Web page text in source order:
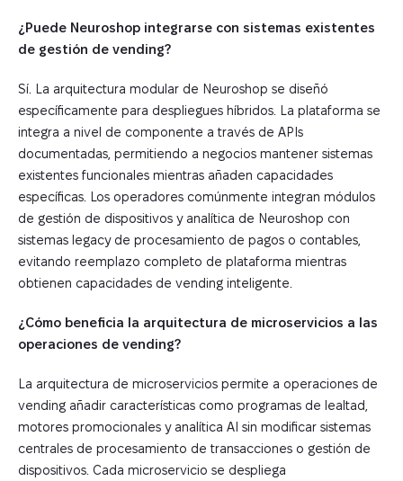
¿Puede Neuroshop integrarse con sistemas existentes
de gestión de vending?
Sí. La arquitectura modular de Neuroshop se diseñó
específicamente para despliegues híbridos. La plataforma se
integra a nivel de componente a través de APIs
documentadas, permitiendo a negocios mantener sistemas
existentes funcionales mientras añaden capacidades
específicas. Los operadores comúnmente integran módulos
de gestión de dispositivos y analítica de Neuroshop con
sistemas legacy de procesamiento de pagos o contables,
evitando reemplazo completo de plataforma mientras
obtienen capacidades de vending inteligente.
¿Cómo beneficia la arquitectura de microservicios a las
operaciones de vending?
La arquitectura de microservicios permite a operaciones de
vending añadir características como programas de lealtad,
motores promocionales y analítica AI sin modificar sistemas
centrales de procesamiento de transacciones o gestión de
dispositivos. Cada microservicio se despliega